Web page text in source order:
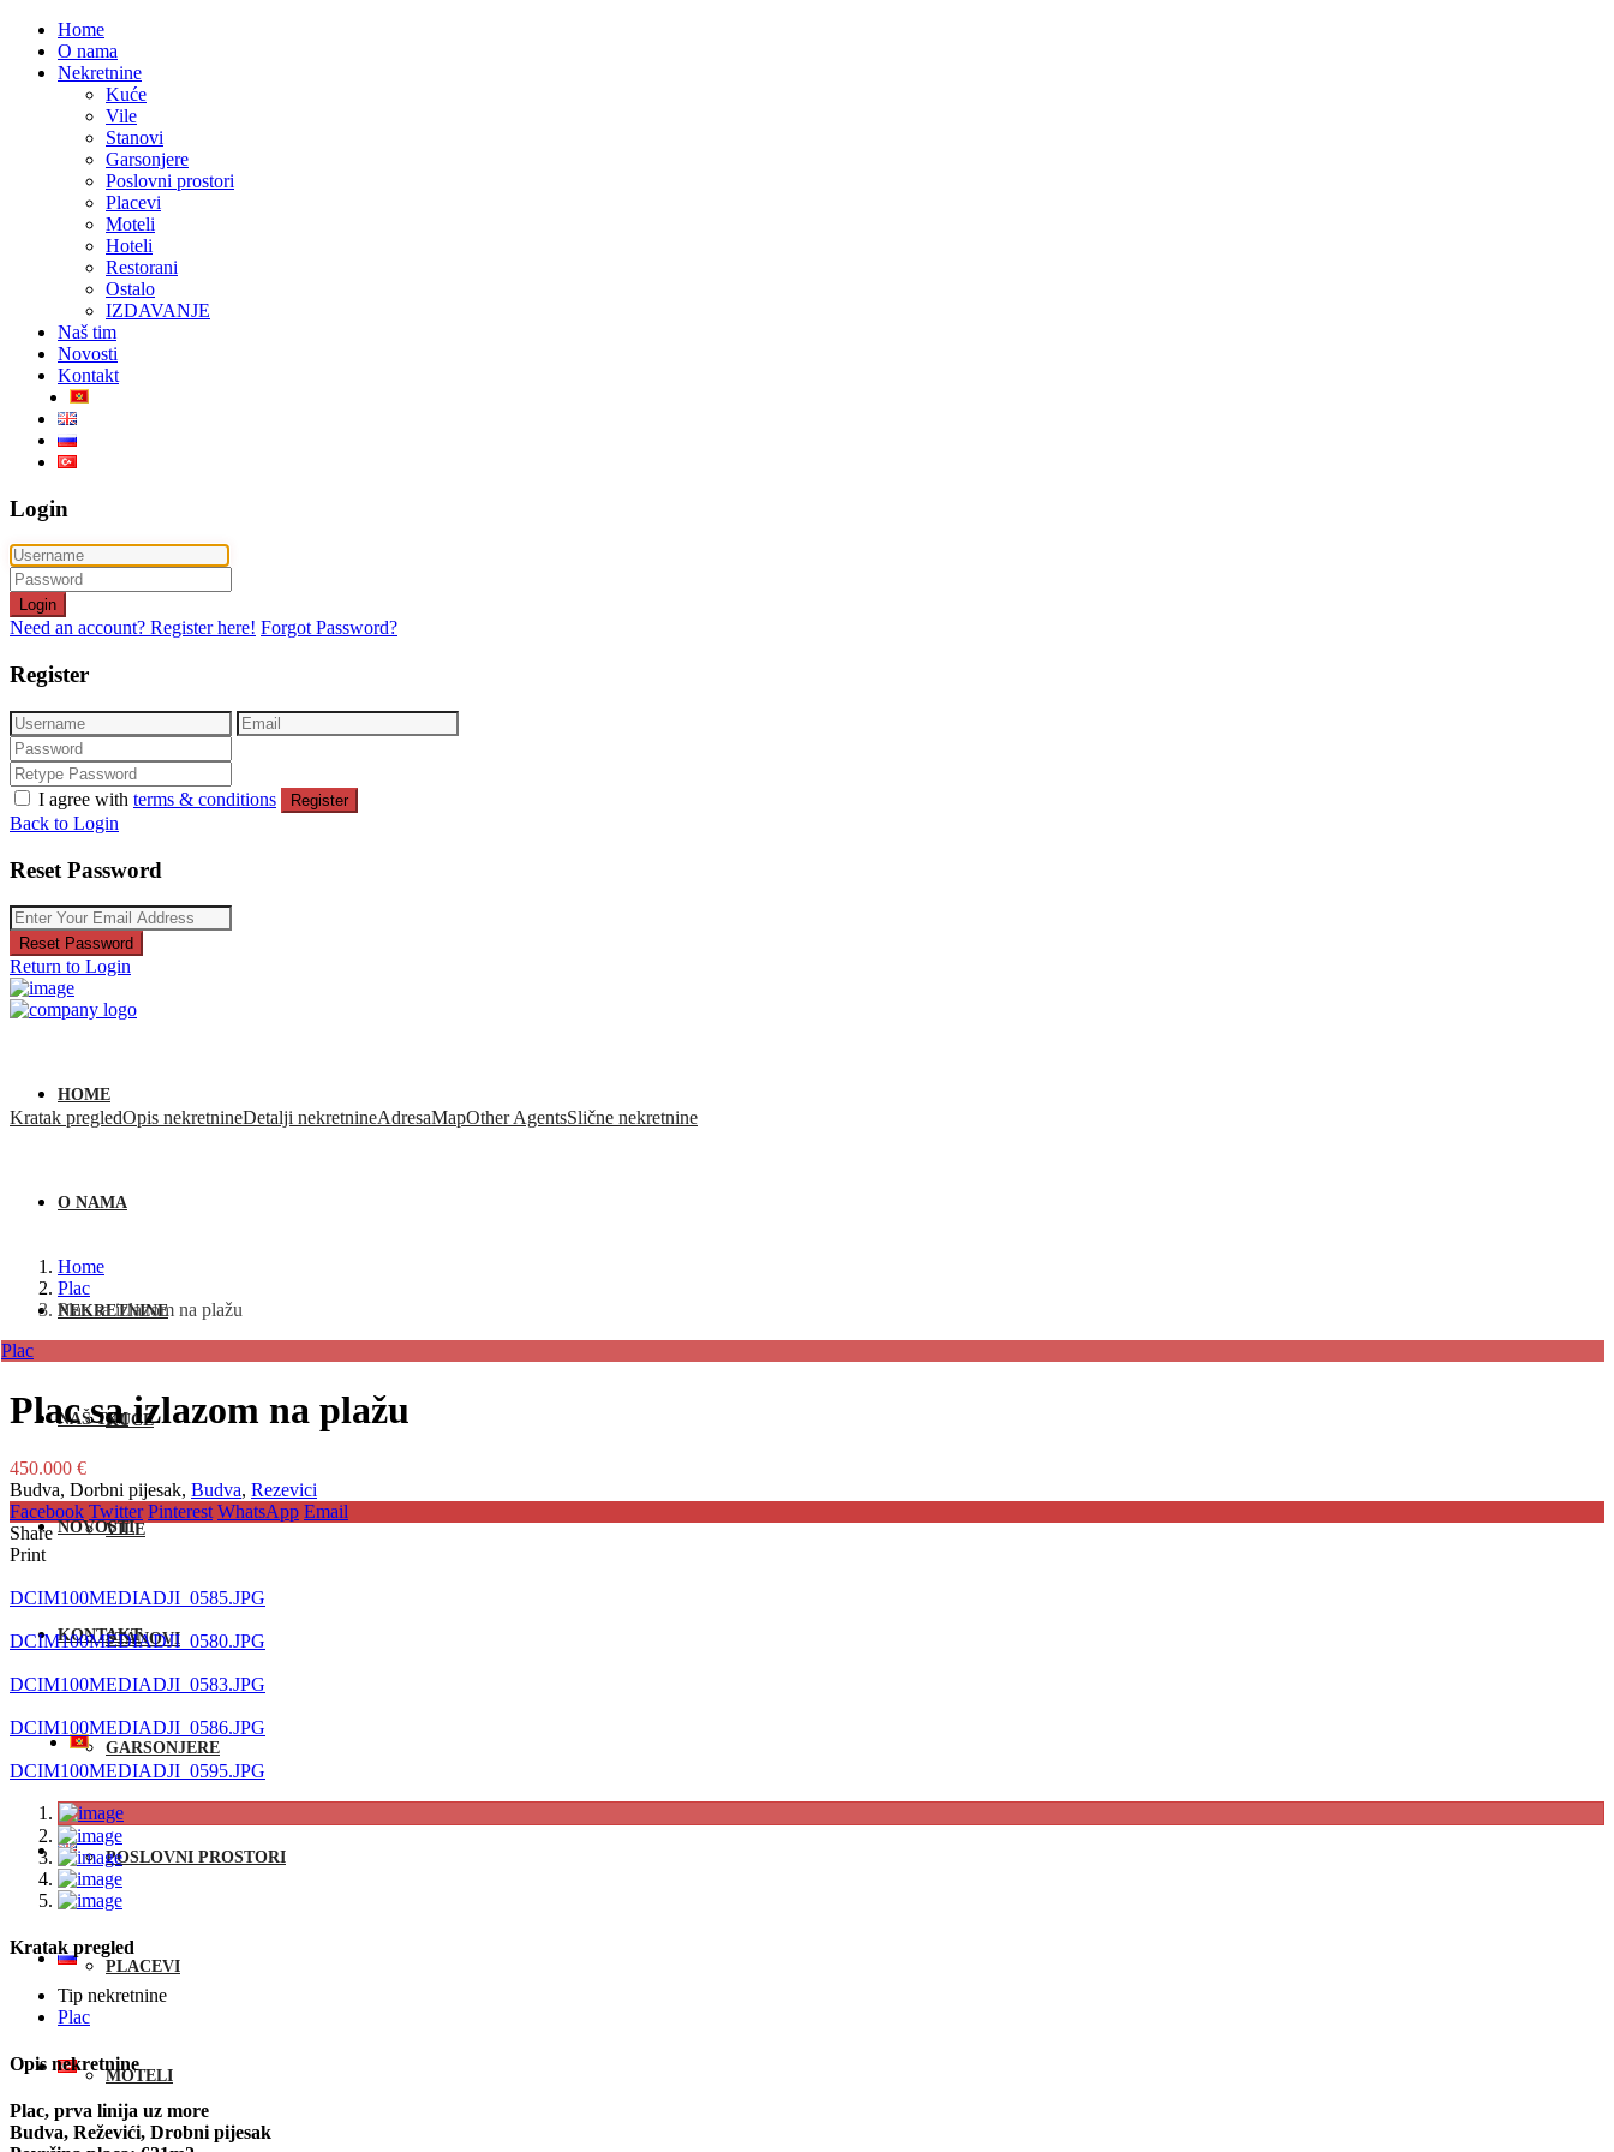
Home
O nama
Nekretnine
Kuće
Vile
Stanovi
Garsonjere
Poslovni prostori
Placevi
Moteli
Hoteli
Restorani
Ostalo
IZDAVANJE
Naš tim
Novosti
Kontakt
Login
Login
Need an account? Register here! Forgot Password?
Register
I agree with terms & conditions Register
Back to Login
Reset Password
Reset Password
Return to Login
HOME
O NAMA
NEKRETNINE
KUĆE
VILE
STANOVI
GARSONJERE
POSLOVNI PROSTORI
PLACEVI
MOTELI
NAŠ TIM
NOVOSTI
KONTAKT
Kratak pregledOpis nekretnineDetalji nekretnineAdresaMapOther AgentsSlične nekretnine
Home
Plac
Plac sa izlazom na plažu
Plac
Plac sa izlazom na plažu
450.000 €
Budva, Dorbni pijesak, Budva, Rezevici
Facebook Twitter Pinterest WhatsApp Email
Share
Print
DCIM100MEDIADJI_0585.JPG
DCIM100MEDIADJI_0580.JPG
DCIM100MEDIADJI_0583.JPG
DCIM100MEDIADJI_0586.JPG
DCIM100MEDIADJI_0595.JPG
Kratak pregled
Tip nekretnine
Plac
Opis nekretnine
Plac, prva linija uz more
Budva, Reževići, Drobni pijesak